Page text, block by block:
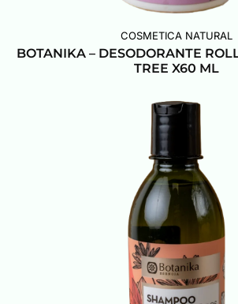
COSMETICA NATURAL
BOTANIKA – DESODORANTE
TREE X60 ML